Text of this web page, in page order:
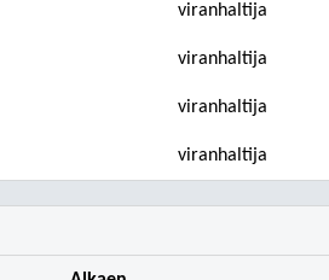
viranhaltija
viranhaltija
viranhaltija
viranhaltija